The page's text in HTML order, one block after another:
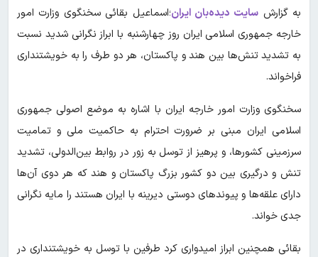
به گزارش سایت دیده‌بان ایران؛اسماعیل بقائی سخنگوی وزارت امور
خارجه جمهوری اسلامی ایران روز چهارشنبه با ابراز نگرانی شدید نسبت
به تشدید تنش‌ها بین هند و پاکستان، هر دو طرف را به خویشتنداری
فراخواند.
سخنگوی وزارت امور خارجه ایران با اشاره به موضع اصولی جمهوری
اسلامی ایران مبنی بر ضرورت احترام به حاکمیت ملی و تمامیت
سرزمینی کشورها، و پرهیز از توسل به زور در روابط بین‌الدولی، تشدید
تنش و درگیری بین دو کشور بزرگ پاکستان و هند که هر دوی آن‌ها
دارای علقه‌ها و پیوندهای دوستی دیرینه با ایران هستند را مایه نگرانی
جدی خواند.
بقائی همچنین ابراز امیدواری کرد طرفین با توسل به خویشتنداری در